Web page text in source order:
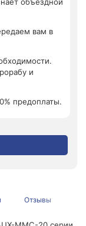
вам в
и
предоплаты.
Отзывы